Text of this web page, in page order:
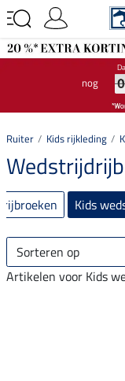
nog 0
0
0
0
Ruiter Kids rijkleding
Kids
Sorteren op